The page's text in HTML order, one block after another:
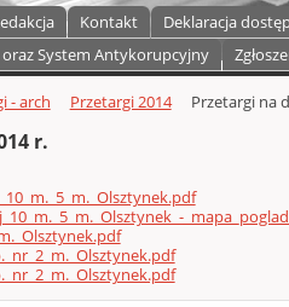
Kontakt Deklaracja
System Antykorupcyjny
- arch Przetargi 2014 Przetargi na
r.